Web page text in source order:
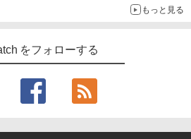
もっと見る
をフォローする